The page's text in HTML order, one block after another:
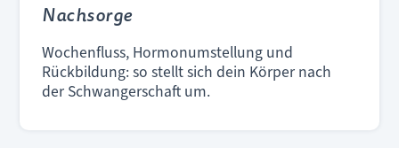
Nachsorge
Wochenfluss, Hormonumstellung und
Rückbildung: so stellt sich dein Körper nach
der Schwangerschaft um.